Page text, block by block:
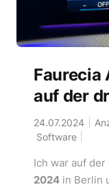
Faurecia
auf der
24.07.2024
Software
Ich war auf
2024in Berlin